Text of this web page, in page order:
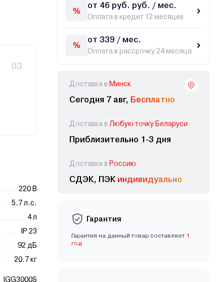
03
220 В
5.7 л.с.
4 л
IP 23
92 дБ
20.7 кг
IGG3000S
от 46 руб. руб. / мес.
Оплата в кредит 12 месяцев
от 339 / мес.
Оплата в рассрочку 24 месяца
Доставка в Минск
Сегодня 7 авг, Бесплатно
Доставка в Любую точку Беларуси
Приблизительно 1-3 дня
Доставка в Россию
СДЭК, ПЭК индивидуально
Гарантия
Гарантия на данный товар составляет 1
год